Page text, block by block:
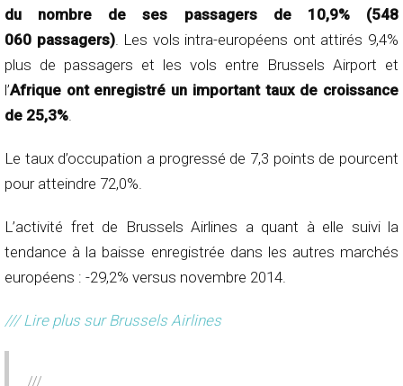
du nombre de ses passagers de 10,9% (548
060 passagers). Les vols intra-européens ont attirés 9,4%
plus de passagers et les vols entre Brussels Airport et
l’Afrique ont enregistré un important taux de croissance
de 25,3%.
Le taux d’occupation a progressé de 7,3 points de pourcent
pour atteindre 72,0%.
L’activité fret de Brussels Airlines a quant à elle suivi la
tendance à la baisse enregistrée dans les autres marchés
européens : -29,2% versus novembre 2014.
/// Lire plus sur Brussels Airlines
///